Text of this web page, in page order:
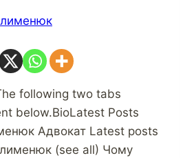
following two tabs
below.BioLatest Posts
Адвокат Latest posts
(see all) Чому